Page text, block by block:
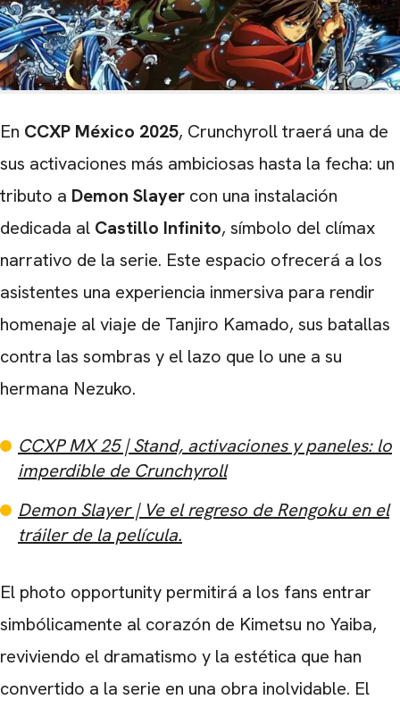
En CCXP México 2025, Crunchyroll traerá una de
sus activaciones más ambiciosas hasta la fecha: un
tributo a Demon Slayer con una instalación
dedicada al Castillo Infinito, símbolo del clímax
narrativo de la serie. Este espacio ofrecerá a los
asistentes una experiencia inmersiva para rendir
homenaje al viaje de Tanjiro Kamado, sus batallas
contra las sombras y el lazo que lo une a su
hermana Nezuko.
CCXP MX 25 | Stand, activaciones y paneles: lo
imperdible de Crunchyroll
Demon Slayer | Ve el regreso de Rengoku en el
tráiler de la película.
El photo opportunity permitirá a los fans entrar
simbólicamente al corazón de Kimetsu no Yaiba,
reviviendo el dramatismo y la estética que han
convertido a la serie en una obra inolvidable. El